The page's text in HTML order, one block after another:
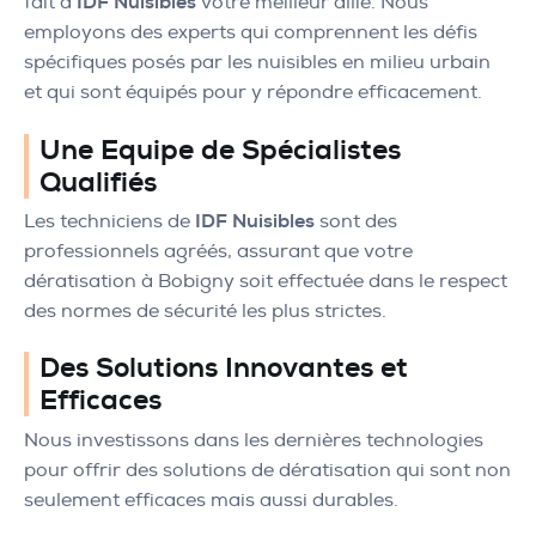
employons des experts qui comprennent les défis
spécifiques posés par les nuisibles en milieu urbain
et qui sont équipés pour y répondre efficacement.
Une Equipe de Spécialistes
Qualifiés
Les techniciens de IDF Nuisibles sont des
professionnels agréés, assurant que votre
dératisation à Bobigny soit effectuée dans le respect
des normes de sécurité les plus strictes.
Des Solutions Innovantes et
Efficaces
Nous investissons dans les dernières technologies
pour offrir des solutions de dératisation qui sont non
seulement efficaces mais aussi durables.